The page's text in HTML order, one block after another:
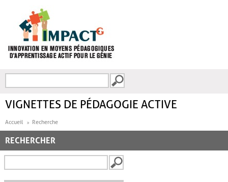
FORMULAIRE DE
VIGNETTES DE PÉDAGOGIE ACTIVE
Accueil Recherche
RECHERCHER